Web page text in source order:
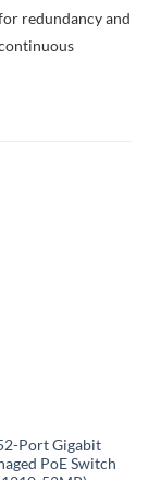
redundancy and
Port Gigabit
PoE Switch